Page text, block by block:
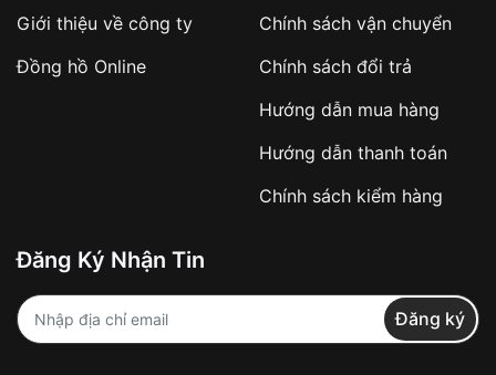
hàng
Số tiền còn lại thanh toán khi nhận hàng hoặc
✔️ Đảm bảo xử lý đơn hàng nhanh chóng
✔️ Hạn chế tình trạng hủy đơn không mong
Từ khóa SEO:
Giới thiệu về công ty
Đồng hồ Online
Chính sách vận chuyển
Chính sách đổi trả
Hướng dẫn mua hàng
Hướng dẫn thanh toán
Chính sách kiểm hàng
Đăng Ký Nhận Tin
Đăng ký